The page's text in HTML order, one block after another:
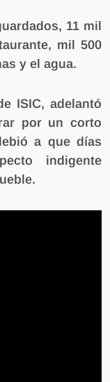
11 mil
mil 500
y el agua.
ISIC, adelantó
por un corto
a que días
indigente